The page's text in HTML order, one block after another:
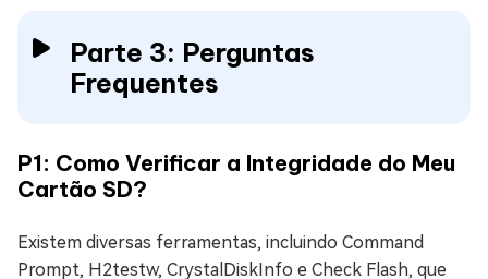
Parte 3: Perguntas
Frequentes
P1: Como Verificar a Integridade do Meu
Cartão SD?
Existem diversas ferramentas, incluindo Command
Prompt, H2testw, CrystalDiskInfo e Check Flash, que